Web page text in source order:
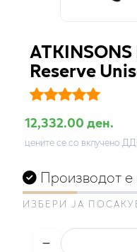
Reserve
12,332.00 ден.
цените се со вклучено
Производот е
ИЗБЕРИ ЈА